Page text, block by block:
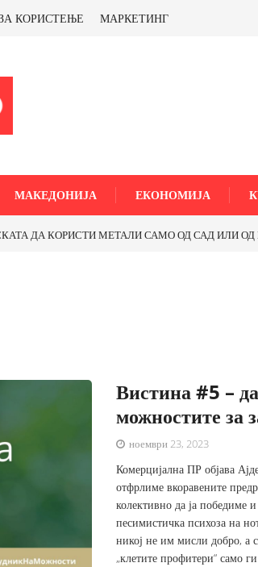
КОРИСТЕЊЕ МАРКЕТИНГ
МАКЕДОНИЈА ЕКОНОМИЈА
ДА КОРИСТИ МЕТАЛИ САМО ОД САД ИЛИ ОД
Вистина #5 –
можностите за
ноември 23, 2023
Комерцијална ПР објава
отфрлиме вкоравените
колективно да ја победиме
песимистичка психоза на
никој не им мисли добро, а
„клетите профитери“ само